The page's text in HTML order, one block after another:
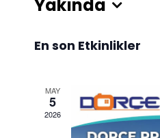
Yakında
seç.
En son Etkinlikler
MAY
5
2026